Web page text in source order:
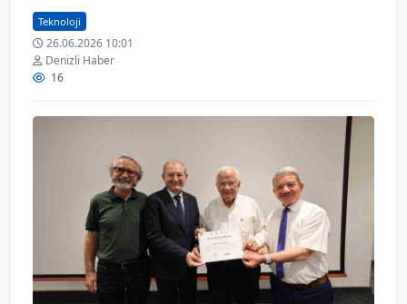
Teknoloji
26.06.2026 10:01
Denizli Haber
16